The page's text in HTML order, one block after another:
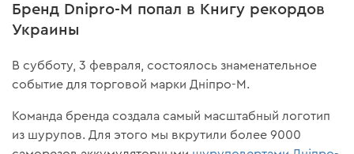
Бренд Dnipro-M попал в Книгу рекордов
Украины
В субботу, 3 февраля, состоялось знаменательное
событие для торговой марки Дніпро-М.
Команда бренда создала самый масштабный логотип
из шурупов. Для этого мы вкрутили более 9000